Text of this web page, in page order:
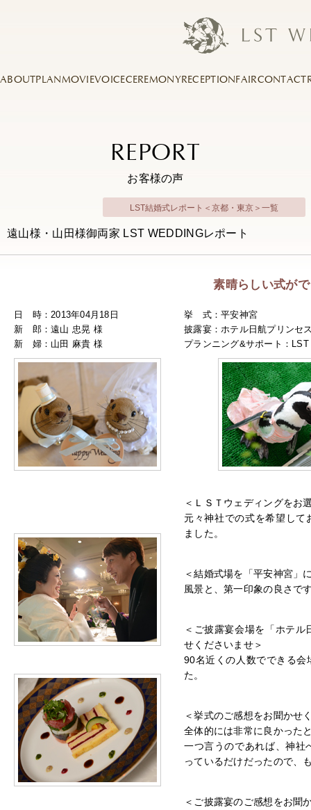
ABOUT PLANMOVIEVOICECEREMONY RECEPTION FAIRCONTACT
REPORT
お客様の声
LST結婚式レポート＜京都・東京＞一覧
遠山様・山田様御両家 LST WEDDINGレポート
素晴らしい式が
日 時：2013年04月18日
新 郎：遠山 忠晃 様
新 婦：山田 麻貴 様
挙 式：平安神宮
披露宴：ホテル日航プリンセ
プランニング&サポート：
＜ＬＳＴウェディングをお
元々神社での式を希望し
ました。
＜結婚式場を「平安神宮」
風景と、第一印象の良さで
＜ご披露宴会場を「ホテ
せくださいませ＞
90名近くの人数でできる会
た。
＜挙式のご感想をお聞かせ
全体的には非常に良かった
一つ言うのであれば、神社
っているだけだったので、
＜ご披露宴のご感想をお聞